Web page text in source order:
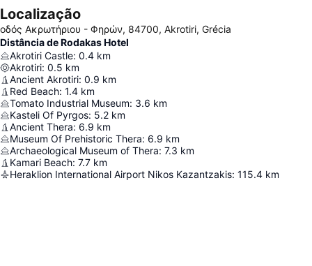
Localização
οδός Ακρωτήριου - Φηρών, 84700, Akrotiri, Grécia
Distância de Rodakas Hotel
Akrotiri Castle: 0.4 km
Akrotiri: 0.5 km
Ancient Akrotiri: 0.9 km
Red Beach: 1.4 km
Tomato Industrial Museum: 3.6 km
Kasteli Of Pyrgos: 5.2 km
Ancient Thera: 6.9 km
Museum Of Prehistoric Thera: 6.9 km
Archaeological Museum of Thera: 7.3 km
Kamari Beach: 7.7 km
Heraklion International Airport Nikos Kazantzakis: 115.4 km